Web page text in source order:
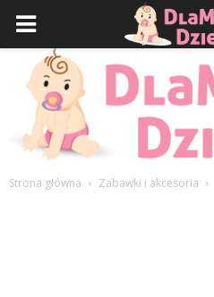
Strona główna Zabawki i akcesoria